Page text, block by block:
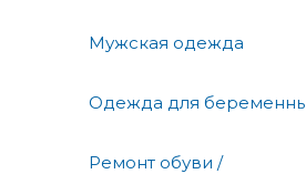
Мужская одежда
Одежда для
Ремонт обуви /